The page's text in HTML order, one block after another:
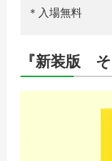
＊入場無料
『新装版